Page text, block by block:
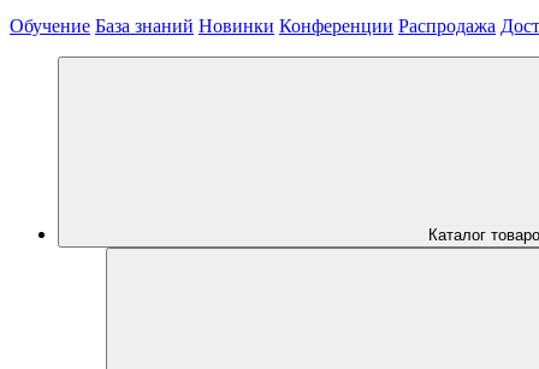
Обучение База знаний Новинки Конференции Распродажа
Каталог